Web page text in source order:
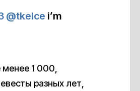
@tkelce i’m
менее 1 000,
разных лет,